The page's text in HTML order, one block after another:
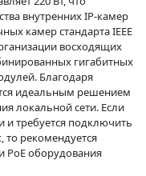
внутренних IP-камер
камер стандарта IEEE
восходящих
гигабитных
Благодаря
идеальным решением
локальной сети. Если
требуется подключить
то рекомендуется
оборудования